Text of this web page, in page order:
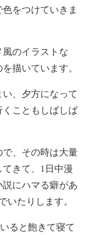
をつけていきま
のイラストな
描いています。
、夕方になって
こともしばしば
、その時は大量
きて、1日中漫
にハマる癖があ
いたりします。
ると飽きて寝て